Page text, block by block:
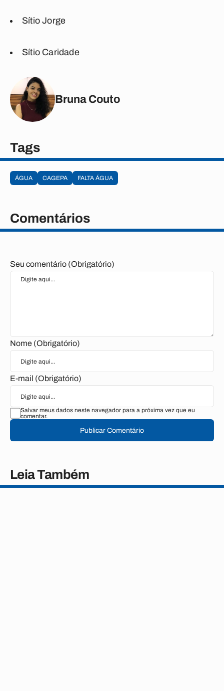
Sítio Jorge
Sítio Caridade
Bruna Couto
Tags
ÁGUA CAGEPA FALTA ÁGUA
Comentários
Seu comentário (Obrigatório)
Nome (Obrigatório)
E-mail (Obrigatório)
Salvar meus dados neste navegador para a próxima vez que eu
comentar.
Publicar Comentário
Leia Também